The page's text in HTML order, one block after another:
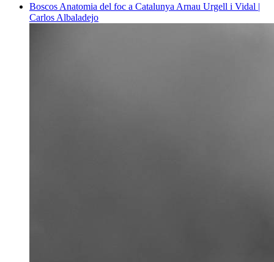
Boscos Anatomia del foc a Catalunya Arnau Urgell i Vidal |
Carlos Albaladejo